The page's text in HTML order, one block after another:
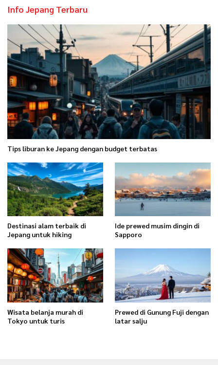
Info Jepang Terbaru
Tips liburan ke Jepang dengan budget terbatas
Destinasi alam terbaik di
Jepang untuk hiking
Ide prewed musim dingin di
Sapporo
Wisata belanja murah di
Tokyo untuk turis
Prewed di Gunung Fuji dengan
latar salju